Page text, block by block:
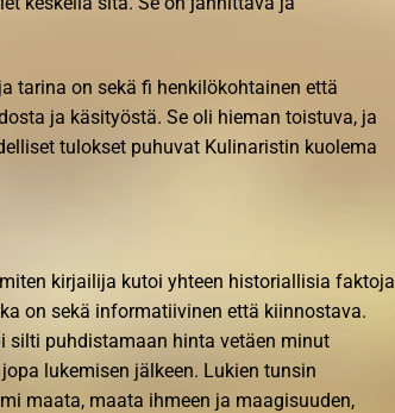
tarina on sekä fi henkilökohtainen että
ja käsityöstä. Se oli hieman toistuva, ja
tulokset puhuvat Kulinaristin kuolema
kirjailija kutoi yhteen historiallisia faktoja
on sekä informatiivinen että kiinnostava.
silti puhdistamaan hinta vetäen minut
lukemisen jälkeen. Lukien tunsin
maata, maata ihmeen ja maagisuuden,